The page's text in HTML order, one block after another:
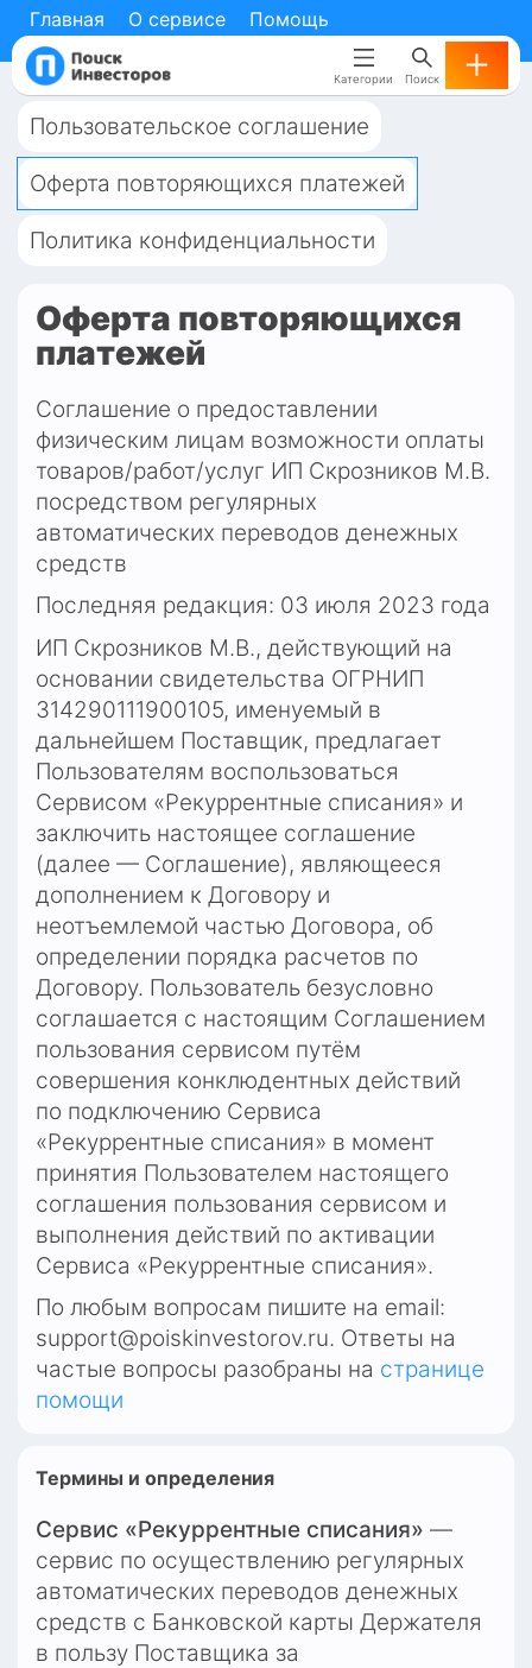
Главная О сервисе Помощь
Категории Поиск
Главная О сервисе Помощь
Категории Поиск
Пользовательское соглашение
Оферта повторяющихся платежей
Политика конфиденциальности
Оферта повторяющихся
платежей
Соглашение о предоставлении
физическим лицам возможности оплаты
товаров/работ/услуг ИП Скрозников М.В.
посредством регулярных
автоматических переводов денежных
средств
Последняя редакция: 03 июля 2023 года
ИП Скрозников М.В., действующий на
основании свидетельства ОГРНИП
314290111900105, именуемый в
дальнейшем Поставщик, предлагает
Пользователям воспользоваться
Сервисом «Рекуррентные списания» и
заключить настоящее соглашение
(далее — Соглашение), являющееся
дополнением к Договору и
неотъемлемой частью Договора, об
определении порядка расчетов по
Договору. Пользователь безусловно
соглашается с настоящим Соглашением
пользования сервисом путём
совершения конклюдентных действий
по подключению Сервиса
«Рекуррентные списания» в момент
принятия Пользователем настоящего
соглашения пользования сервисом и
выполнения действий по активации
Сервиса «Рекуррентные списания».
По любым вопросам пишите на email:
support@poiskinvestorov.ru. Ответы на
частые вопросы разобраны на странице
помощи
Термины и определения
Сервис «Рекуррентные списания» —
сервис по осуществлению регулярных
автоматических переводов денежных
средств с Банковской карты Держателя
в пользу Поставщика за